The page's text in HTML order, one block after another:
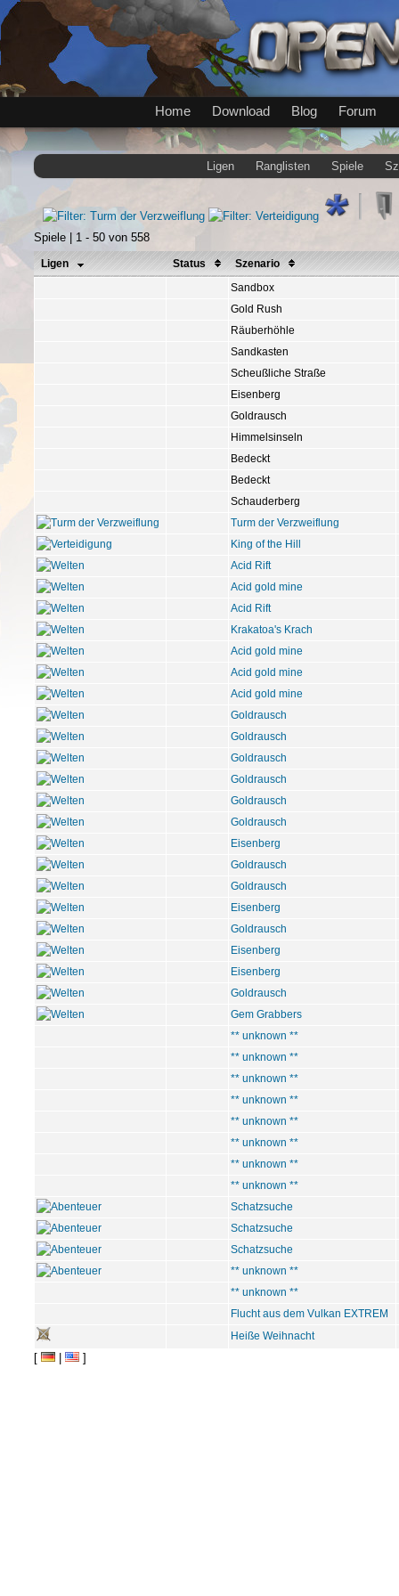
Home Download Blog Forum
Ligen Ranglisten Spiele
Spiele | 1 - 50 von 558
Ligen Status
Szenario
Sandbox
Gold Rush
Räuberhöhle
Sandkasten
Scheußliche Straße
Eisenberg
Goldrausch
Himmelsinseln
Bedeckt
Bedeckt
Schauderberg
Turm der Verzweiflung
King of the Hill
Acid Rift
Acid gold mine
Acid Rift
Krakatoa's Krach
Acid gold mine
Acid gold mine
Acid gold mine
Goldrausch
Goldrausch
Goldrausch
Goldrausch
Goldrausch
Goldrausch
Eisenberg
Goldrausch
Goldrausch
Eisenberg
Goldrausch
Eisenberg
Eisenberg
Goldrausch
Gem Grabbers
** unknown **
** unknown **
** unknown **
** unknown **
** unknown **
** unknown **
** unknown **
** unknown **
Schatzsuche
Schatzsuche
Schatzsuche
** unknown **
** unknown **
Flucht aus dem Vulkan EXTREM
Heiße Weihnacht
[ ]